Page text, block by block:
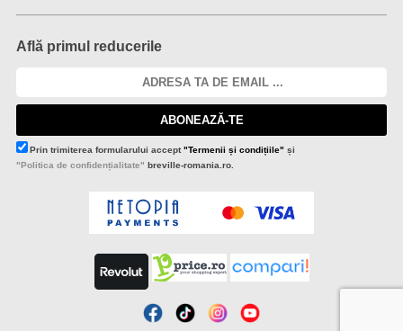
Află primul reducerile
ABONEAZĂ-TE
Prin trimiterea formularului accept"Termenii și condițiile" și
"Politica de confidențialitate" breville-romania.ro.